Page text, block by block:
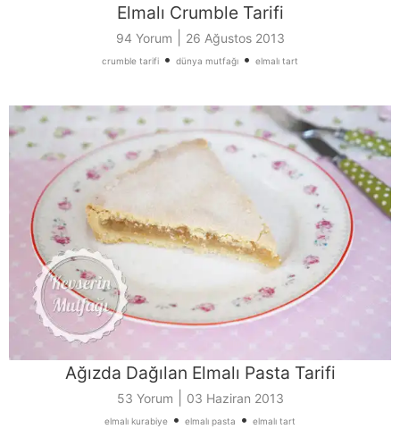
Elmalı Crumble Tarifi
94 Yorum 26 Ağustos 2013
crumble tarifi • dünya mutfağı • elmalı tart
Ağızda Dağılan Elmalı Pasta Tarifi
53 Yorum 03 Haziran 2013
elmalı kurabiye • elmalı pasta • elmalı tart